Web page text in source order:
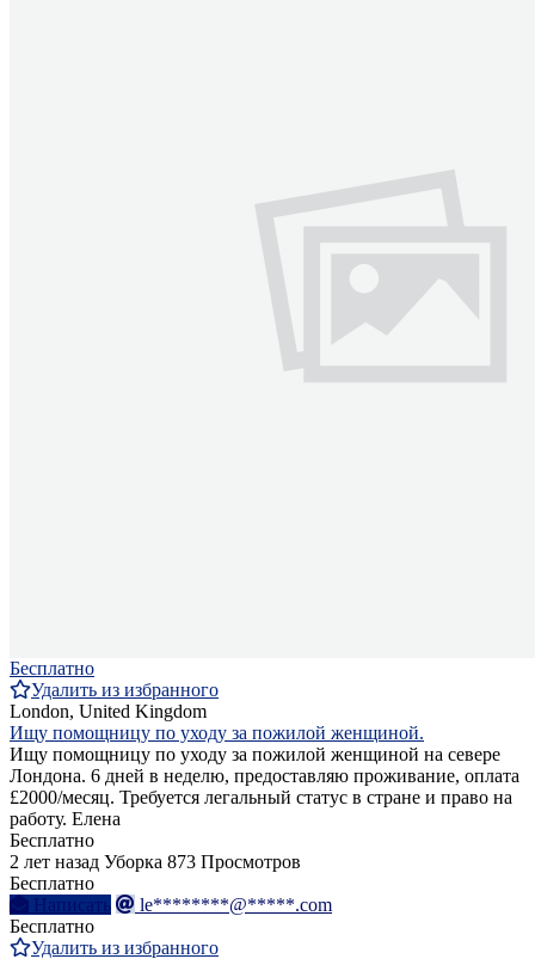
Бесплатно
Удалить из избранного
London, United Kingdom
Ищу помощницу по уходу за пожилой женщиной.
Ищу помощницу по уходу за пожилой женщиной на севере
Лондона. 6 дней в неделю, предоставляю проживание, оплата
£2000/месяц. Требуется легальный статус в стране и право на
работу. Елена
Бесплатно
2 лет назад Уборка 873 Просмотров
Бесплатно
Написать
le********@*****.com
Бесплатно
Удалить из избранного